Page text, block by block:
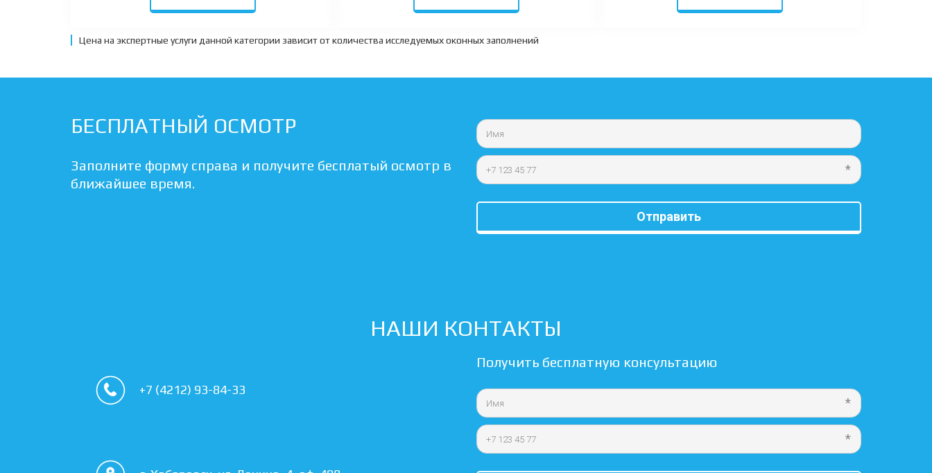
Цена на экспертные услуги данной категории зависит от количества исследуемых оконных заполнений
БЕСПЛАТНЫЙ ОСМОТР
Заполните форму справа и получите бесплатый осмотр в
ближайшее время.
*
Отправить
НАШИ КОНТАКТЫ
+7 (4212) 93-84-33
Получить бесплатную консультацию
*
*